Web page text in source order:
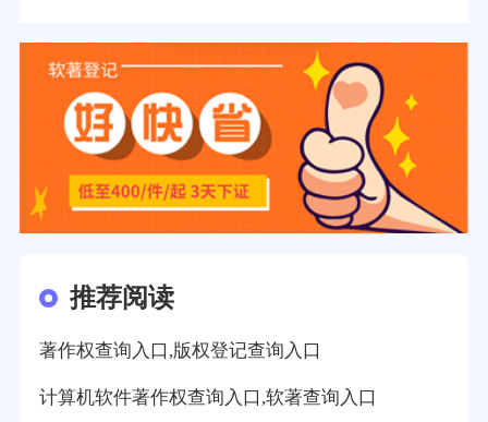
推荐阅读
著作权查询入口,版权登记查询入口
计算机软件著作权查询入口,软著查询入口